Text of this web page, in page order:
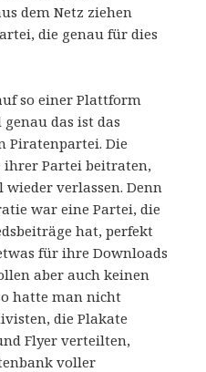
dem Netz ziehen
die genau für dies
so einer Plattform
das ist das
Piratenpartei. Die
ihrer Partei beitraten,
wieder verlassen. Denn
war eine Partei, die
hat, perfekt
für ihre Downloads
aber auch keinen
hatte man nicht
die Plakate
Flyer verteilten,
voller